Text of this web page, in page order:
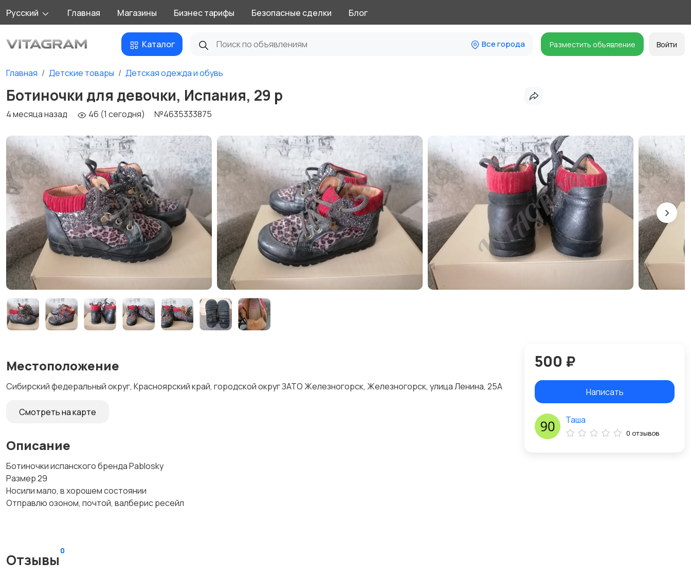
Русский Главная Магазины Бизнес тарифы Безопасные сделки Блог
Каталог Все города Разместить объявление Войти
Главная Детские товары Детская одежда и обувь
Ботиночки для девочки, Испания, 29 р
4 месяца назад 46 (1 сегодня) №4635333875
Местоположение
Сибирский федеральный округ, Красноярский край, городской округ ЗАТО Железногорск, Железногорск, улица Ленина, 25А
Смотреть на карте
Описание
Ботиночки испанского бренда Pablosky
Размер 29
Носили мало, в хорошем состоянии
Отправлю озоном, почтой, валберис ресейл
Отзывы
0
500 ₽
Написать
Таша
0 отзывов